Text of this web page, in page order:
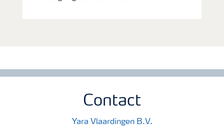
Contact
Yara Vlaardingen B.V.